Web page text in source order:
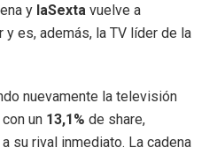
y laSexta vuelve a
es, además, la TV líder de la
nuevamente la televisión
un 13,1% de share,
a su rival inmediato. La cadena